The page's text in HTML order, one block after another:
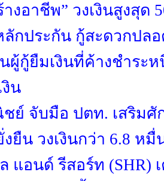
งอาชีพ” วงเงินสูงสุด
ลักประกัน กู้สะดวกปล
ผู้กู้ยืมเงินที่ค้างชำระ
น
ย์ จับมือ ปตท. เสริมศั
ยืน วงเงินกว่า 6.8 ห
ล แอนด์ รีสอร์ท